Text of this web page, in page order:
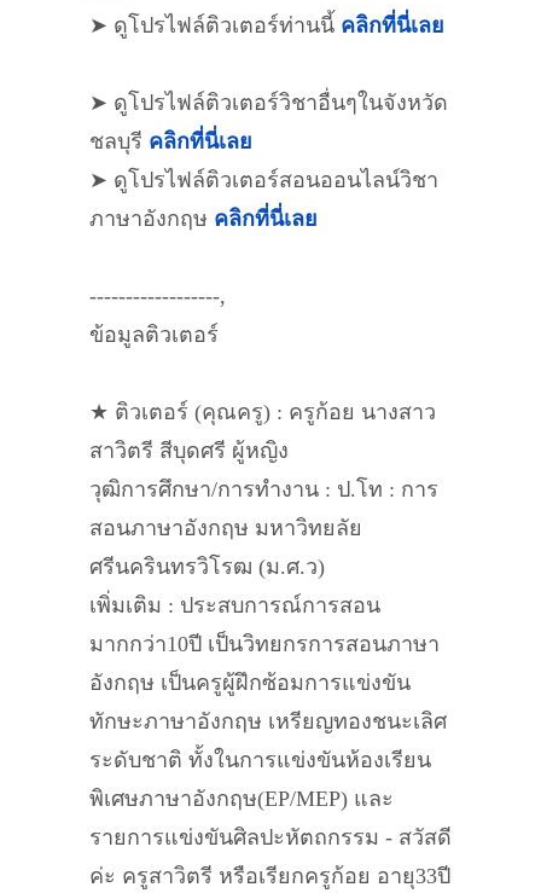
➤ ดูโปรไฟล์ติวเตอร์ท่านนี้ คลิกที่นี่เลย
➤ ดูโปรไฟล์ติวเตอร์วิชาอื่นๆในจังหวัด
ชลบุรี คลิกที่นี่เลย
➤ ดูโปรไฟล์ติวเตอร์สอนออนไลน์วิชา
ภาษาอังกฤษ คลิกที่นี่เลย
------------------,
ข้อมูลติวเตอร์
★ ติวเตอร์ (คุณครู) : ครูก้อย นางสาว
สาวิตรี สีบุดศรี ผู้หญิง
วุฒิการศึกษา/การทำงาน : ป.โท : การ
สอนภาษาอังกฤษ มหาวิทยลัย
ศรีนครินทรวิโรฒ (ม.ศ.ว)
เพิ่มเติม : ประสบการณ์การสอน
มากกว่า10ปี เป็นวิทยกรการสอนภาษา
อังกฤษ เป็นครูผู้ฝึกซ้อมการแข่งขัน
ทักษะภาษาอังกฤษ เหรียญทองชนะเลิศ
ระดับชาติ ทั้งในการแข่งขันห้องเรียน
พิเศษภาษาอังกฤษ(EP/MEP) และ
รายการแข่งขันศิลปะหัตถกรรม - สวัสดี
ค่ะ ครูสาวิตรี หรือเรียกครูก้อย อายุ33ปี